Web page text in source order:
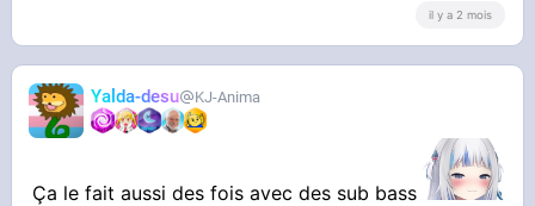
il y a 2 mois
Yalda-desu KJ-Anima
Ça le fait aussi des fois avec des sub bass